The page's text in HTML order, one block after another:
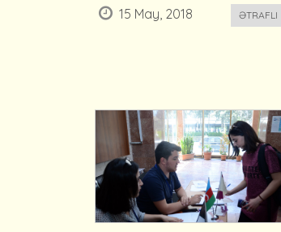
15 May, 2018 ƏTRAFLI